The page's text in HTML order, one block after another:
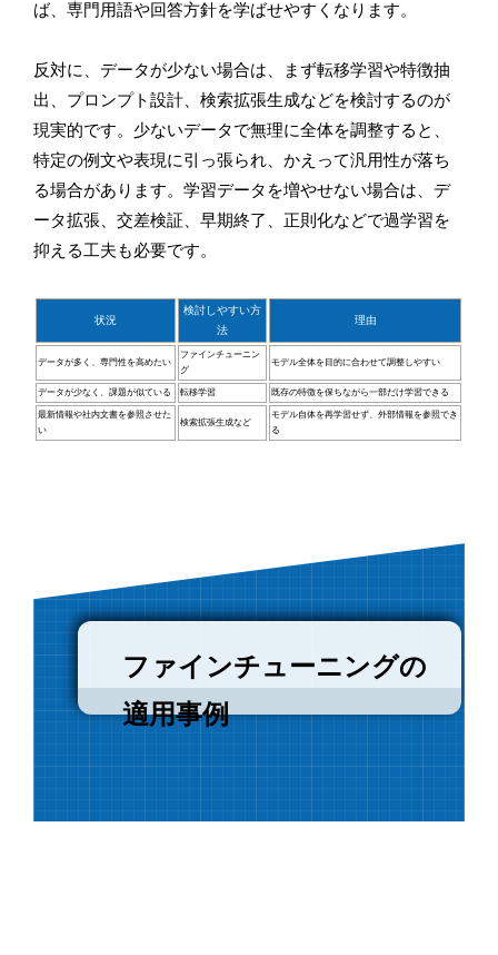
ば、専門用語や回答方針を学ばせやすくなります。
反対に、データが少ない場合は、まず転移学習や特徴抽
出、プロンプト設計、検索拡張生成などを検討するのが
現実的です。少ないデータで無理に全体を調整すると、
特定の例文や表現に引っ張られ、かえって汎用性が落ち
る場合があります。学習データを増やせない場合は、デ
ータ拡張、交差検証、早期終了、正則化などで過学習を
抑える工夫も必要です。
状況
検討しやすい方
法
理由
データが多く、専門性を高めたい
ファインチューニン
グ
モデル全体を目的に合わせて調整しやすい
データが少なく、課題が似ている 転移学習 既存の特徴を保ちながら一部だけ学習できる
最新情報や社内文書を参照させた
い
検索拡張生成など
モデル自体を再学習せず、外部情報を参照でき
る
ファインチューニングの
適用事例